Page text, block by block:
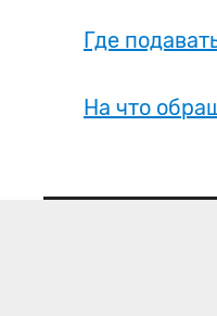
Где
На что